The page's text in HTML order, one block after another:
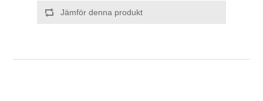
Jämför denna produkt